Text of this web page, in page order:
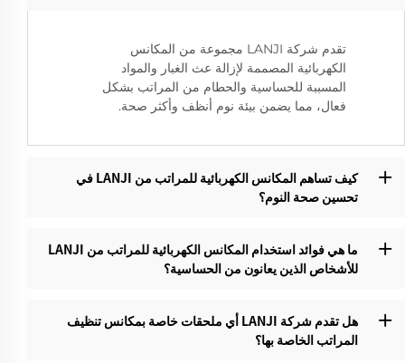
تقدم شركة LANJI مجموعة من المكانس
الكهربائية المصممة لإزالة عث الغبار والمواد
المسببة للحساسية والحطام من المراتب بشكل
فعال، مما يضمن بيئة نوم أنظف وأكثر صحة.
كيف تساهم المكانس الكهربائية للمراتب من LANJI في
تحسين صحة النوم؟
ما هي فوائد استخدام المكانس الكهربائية للمراتب من LANJI
للأشخاص الذين يعانون من الحساسية؟‌
هل تقدم شركة LANJI أي ملحقات خاصة بمكانس تنظيف
المراتب الخاصة بها؟‌